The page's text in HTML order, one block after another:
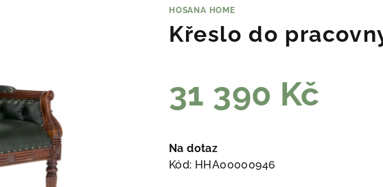
HOSANA HOME
Křeslo do
31 390 Kč
cena:
Na dotaz
Kód: HHA00000946